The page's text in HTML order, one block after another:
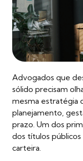
Advogados que
sólido precisam
mesma estratégia
planejamento,
prazo. Um dos
dos títulos
carteira.